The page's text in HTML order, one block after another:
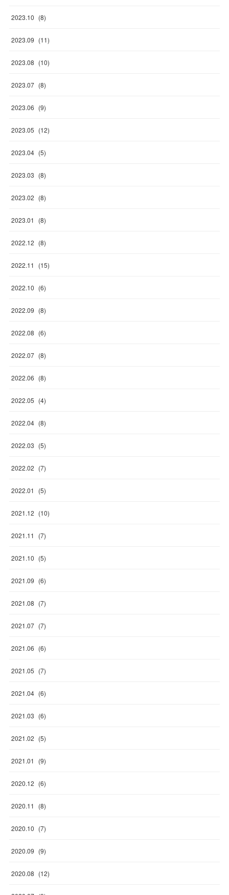
2023.10 (8)
2023.09 (11)
2023.08 (10)
2023.07 (8)
2023.06 (9)
2023.05 (12)
2023.04 (5)
2023.03 (8)
2023.02 (8)
2023.01 (8)
2022.12 (8)
2022.11 (15)
2022.10 (6)
2022.09 (8)
2022.08 (6)
2022.07 (8)
2022.06 (8)
2022.05 (4)
2022.04 (8)
2022.03 (5)
2022.02 (7)
2022.01 (5)
2021.12 (10)
2021.11 (7)
2021.10 (5)
2021.09 (6)
2021.08 (7)
2021.07 (7)
2021.06 (6)
2021.05 (7)
2021.04 (6)
2021.03 (6)
2021.02 (5)
2021.01 (9)
2020.12 (6)
2020.11 (8)
2020.10 (7)
2020.09 (9)
2020.08 (12)